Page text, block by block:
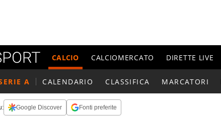
CALCIO CALCIOMERCATO DIRETTE LIVE
A CALENDARIO CLASSIFICA MARCATORI
Google Discover Fonti preferite